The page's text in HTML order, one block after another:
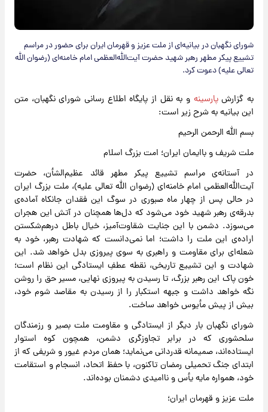
شورای نگهبان در بیانیه‌ای از ملت عزیز و قهرمان ایران برای حضور در مراسم
تشییع پیکر مطهر رهبر شهید حضرت آیت‌الله‌العظمی امام خامنه‌ای (رضوان الله
تعالی علیه) دعوت کرد.
به گزارشپارسینه و به نقل از پایگاه اطلاع رسانی شورای نگهبان، متن
این بیانیه به شرح زیر است:
بسم الله الرحمن الرحیم
ملت شریف و باایمان ایران؛ امت بزرگ اسلام
در آستانه‌ی مراسم تشییع پیکر مطهر قائد عظیم‌الشأن، حضرت
آیت‌الله‌العظمی امام خامنه‌ای (رضوان الله تعالی علیه)، ملت بزرگ ایران
در حالی پس از چهار ماه صبوری در سوگ این فقدان جانکاه آماده‌ی
بدرقه‌ی رهبر شهید خود می‌شود که دل‌ها همچنان در آتش این هجران
می‌سوزد. دشمن با این جنایت شقاوت‌آمیز، خیال باطل درهم‌شکستن
اراده‌ی این ملت را داشت؛ اما نمی‌دانست که شهادت رهبر، خود به
شعله‌ای برای مقاومت و راهبری به سوی پیروزی بدل خواهد شد. این
شهادت و این تشییع تاریخی، نقطه عطفِ ایستادگی این نظام است؛
خون پاک این رهبر بزرگ، تا رسیدن به پیروزی نهایی، مسیر حق را روشن
نگه خواهد داشت و جبهه استکبار را از رسیدن به مقاصد شوم خود،
بیش از پیش مأیوس خواهد ساخت.
شورای نگهبان بار دیگر از ایستادگی و مقاومت ملت بصیر و رزمندگان
سلحشوری که در برابر تجاوزگری دشمن، همچون کوه استوار
ایستاده‌اند، صمیمانه قدردانی می‌نماید؛ همان مردم غیور و شریفی که از
ابتدای جنگ تحمیلی رمضان تاکنون، با حفظ اتحاد، انسجام و استقامت
خود، همواره مایه یأس و ناامیدی دشمنان بوده‌اند.
ملت عزیز و قهرمان ایران؛